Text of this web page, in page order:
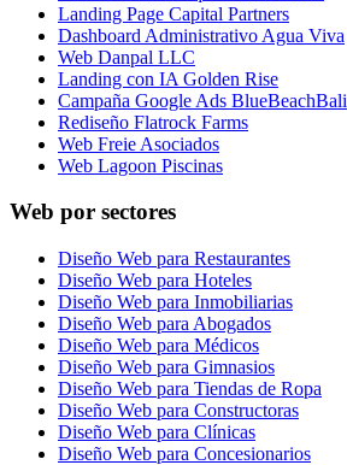
Landing Page Capital Partners
Dashboard Administrativo Agua Viva
Web Danpal LLC
Landing con IA Golden Rise
Campaña Google Ads BlueBeachBali
Rediseño Flatrock Farms
Web Freie Asociados
Web Lagoon Piscinas
Web por sectores
Diseño Web para Restaurantes
Diseño Web para Hoteles
Diseño Web para Inmobiliarias
Diseño Web para Abogados
Diseño Web para Médicos
Diseño Web para Gimnasios
Diseño Web para Tiendas de Ropa
Diseño Web para Constructoras
Diseño Web para Clínicas
Diseño Web para Concesionarios